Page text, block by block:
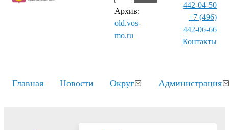
Архив:
old.vos-
mo.ru
442-04-50
+7 (496)
442-06-66
Контакты⁠
Главная Новости Округ Администрация